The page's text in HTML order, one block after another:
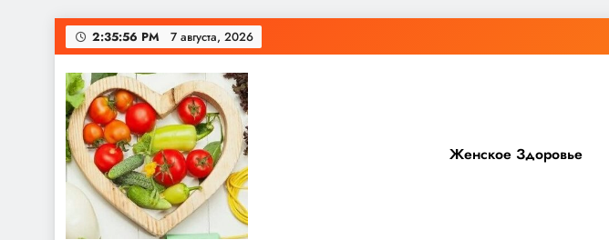
Перейти
к
содержимому
2:35:56 PM 7 августа, 2026
Женское Здоровье